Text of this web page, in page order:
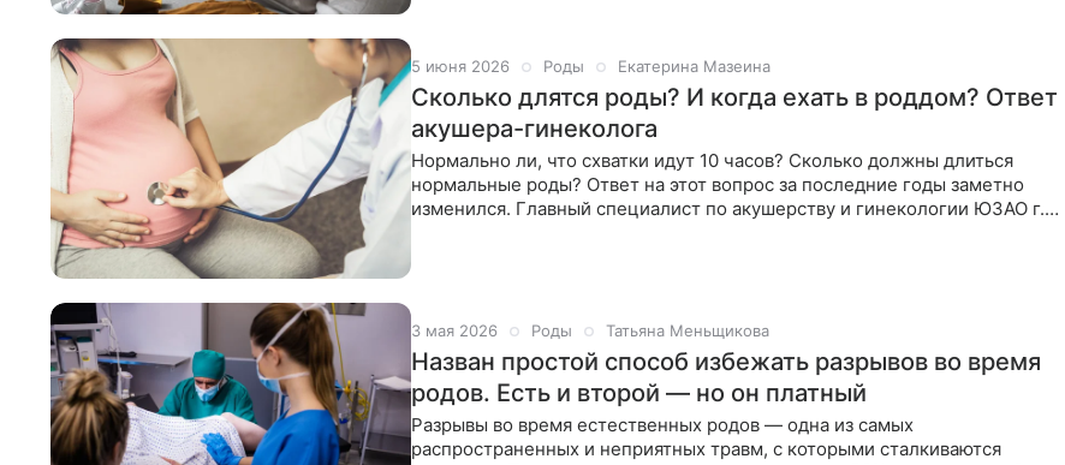
5 июня 2026 Роды Екатерина Мазеина
Сколько длятся роды? И когда ехать в роддом? Ответ
акушера-гинеколога
Нормально ли, что схватки идут 10 часов? Сколько должны длиться
нормальные роды? Ответ на этот вопрос за последние годы заметно
изменился. Главный специалист по акушерству и гинекологии ЮЗАО г.
3 мая 2026 Роды Татьяна Меньщикова
Назван простой способ избежать разрывов во время
родов. Есть и второй — но он платный
Разрывы во время естественных родов — одна из самых
распространенных и неприятных травм, с которыми сталкиваются